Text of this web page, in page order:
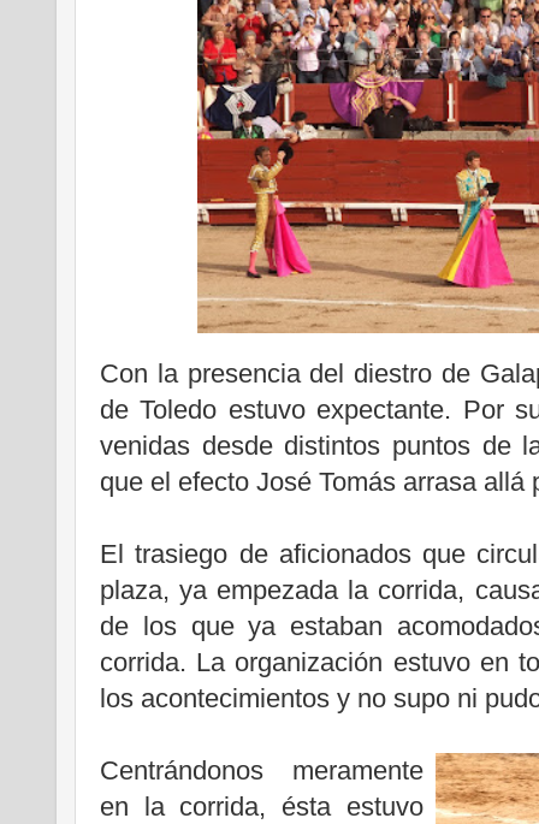
Con la presencia del diestro de
de Toledo estuvo expectante. Por
venidas desde distintos puntos de
que el efecto José Tomás arrasa allá
El trasiego de aficionados que
plaza, ya empezada la corrida,
de los que ya estaban
corrida. La organización estuvo en
los acontecimientos y no supo ni
Centrándonos meramente
en la corrida, ésta estuvo